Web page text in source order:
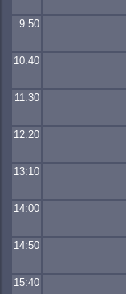
9:50
10:40
11:30
12:20
13:10
14:00
14:50
15:40